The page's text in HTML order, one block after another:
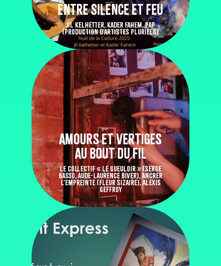
ENTRE SILENCE ET FEU
JIL KELHETTER, KADER FAHEM, PAP
(PRODUCTION D'ARTISTES PLURIELS)
AMOURS ET VERTIGES
AU BOUT DU FIL
LE COLLECTIF « LE GUEULOIR » (SERGE
BASSO, AUDE-LAURENCE BIVER), ANCRER
L'EMPREINTE (FLEUR SIZAIRE), ALEXIS
GEFFROY